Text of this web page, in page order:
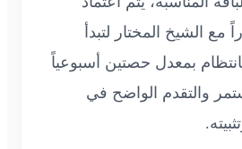
مع الشيخ المختار لتبدأ
بمعدل حصتين أسبوعياً
والتقدم الواضح في